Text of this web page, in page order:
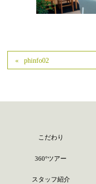
phinfo02
こだわり
360°ツアー
スタッフ紹介